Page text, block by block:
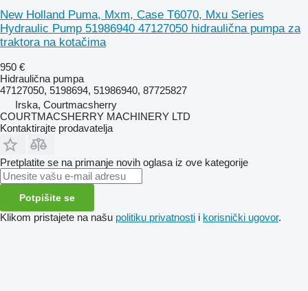
New Holland Puma, Mxm, Case T6070, Mxu Series
Hydraulic Pump 51986940 47127050 hidraulična pumpa za
traktora na kotačima
950 €
Hidraulična pumpa
47127050, 5198694, 51986940, 87725827
Irska, Courtmacsherry
COURTMACSHERRY MACHINERY LTD
Kontaktirajte prodavatelja
Pretplatite se na primanje novih oglasa iz ove kategorije
Potpišite se
Klikom pristajete na našu politiku privatnosti i korisnički ugovor.